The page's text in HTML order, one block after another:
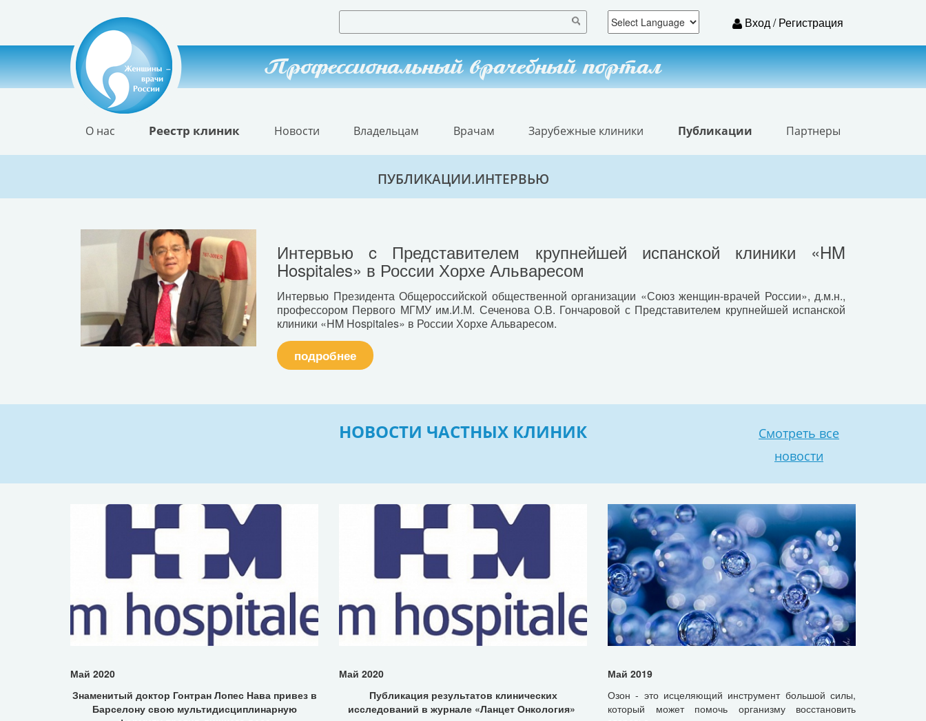
Вход / Регистрация
Профессиональный врачебный портал
О нас Реестр клиник Новости Владельцам Врачам Зарубежные клиники Публикации Партнеры
ПУБЛИКАЦИИ.ИНТЕРВЬЮ
Интервью c Представителем крупнейшей испанской клиники «HM
Hospitales» в России Хорхе Альваресом
Интервью Президента Общероссийской общественной организации «Союз женщин-врачей России», д.м.н.,
профессором Первого МГМУ им.И.М. Сеченова О.В. Гончаровой с Представителем крупнейшей испанской
клиники «HM Hospitales» в России Хорхе Альваресом.
подробнее
НОВОСТИ ЧАСТНЫХ КЛИНИК
Смотреть все
новости
Май 2020
Знаменитый доктор Гонтран Лопес Нава привез в
Барселону свою мультидисциплинарную
Май 2020
Публикация результатов клинических
исследований в журнале «Ланцет Онкология»
Май 2019
Озон - это исцеляющий инструмент большой силы,
который может помочь организму восстановить